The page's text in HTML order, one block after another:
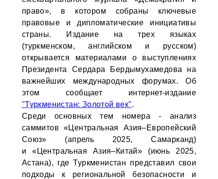
право», в котором собраны ключевые
правовые и дипломатические инициативы
страны. Издание на трех языках
(туркменском, английском и русском)
открывается материалами о выступлениях
Президента Сердара Бердымухамедова на
важнейших международных форумах. Об
этом сообщает интернет-издание
"Туркменистан: Золотой век".
Среди основных тем номера - анализ
саммитов «Центральная Азия–Европейский
Союз» (апрель 2025, Самарканд)
и «Центральная Азия–Китай» (июнь 2025,
Астана), где Туркменистан представил свои
подходы к региональной безопасности и